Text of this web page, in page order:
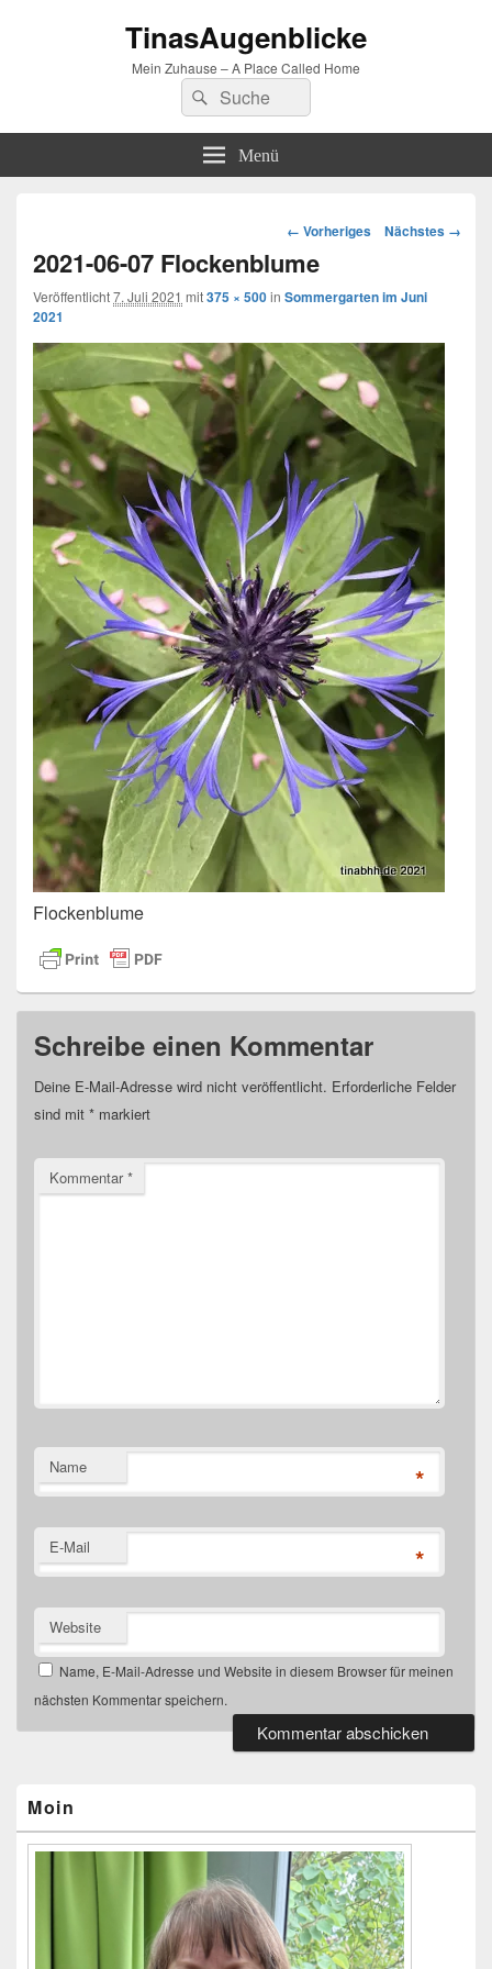
TinasAugenblicke
Mein Zuhause – A Place Called Home
Suchen
nach:
Suchen
Menü
Bilder-
← Vorheriges Nächstes →
2021-06-07 Flockenblume
Veröffentlicht7. Juli 2021 mit375 × 500in Sommergarten im Juni
2021
Flockenblume
Schreibe einen Kommentar
Deine E-Mail-Adresse wird nicht veröffentlicht. Erforderliche Felder
sind mit * markiert
Kommentar*
Name *
E-Mail *
Website
Name, E-Mail-Adresse und Website in diesem Browser für meinen
nächsten Kommentar speichern.
Widgetbereich
Moin